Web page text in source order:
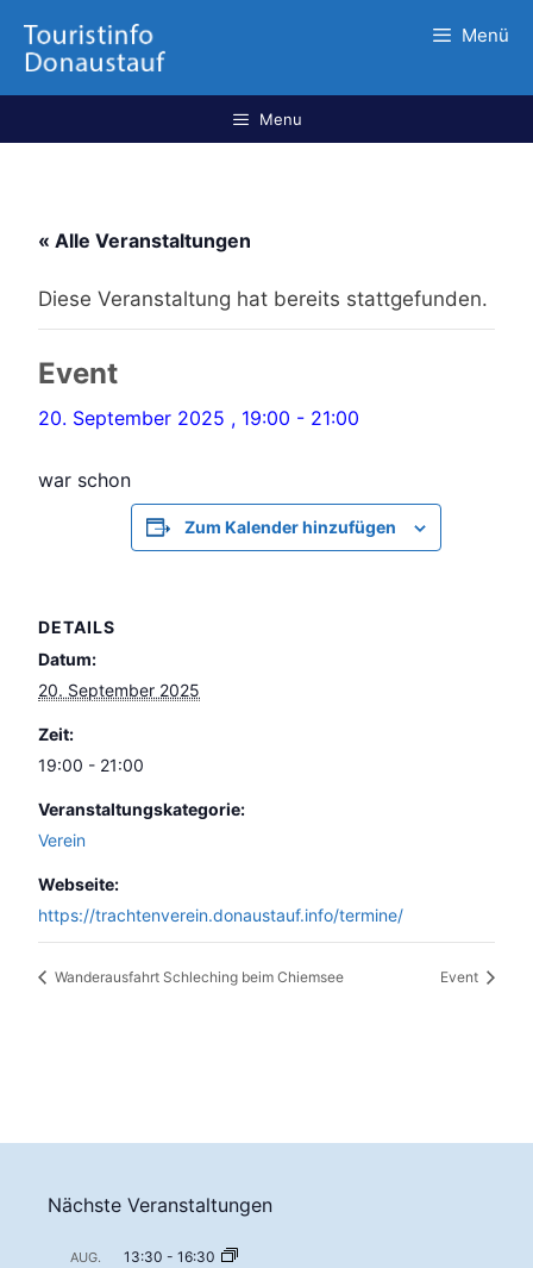
Menü
Menu
« Alle Veranstaltungen
Diese Veranstaltung hat bereits stattgefunden.
Event
20. September 2025 , 19:00 - 21:00
war schon
Zum Kalender hinzufügen
DETAILS
Datum:
20. September 2025
Zeit:
19:00 - 21:00
Veranstaltungskategorie:
Verein
Webseite:
https://trachtenverein.donaustauf.info/termine/
Wanderausfahrt Schleching beim Chiemsee Event
Nächste Veranstaltungen
AUG. 13:30 - 16:30